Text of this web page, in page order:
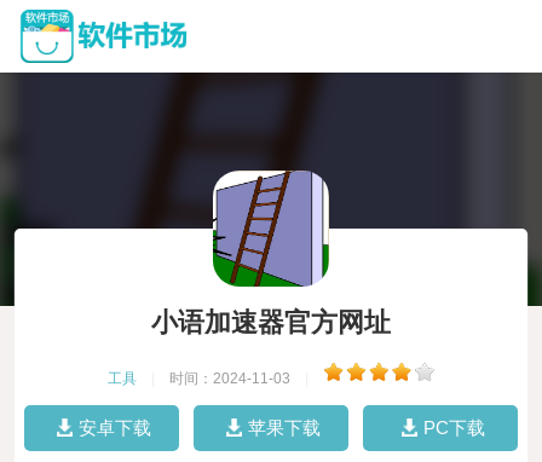
小语加速器官方网址
工具 时间：2024-11-03
安卓下载 苹果下载 PC下载